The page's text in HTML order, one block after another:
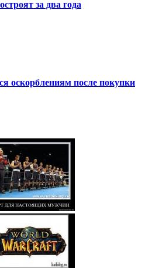
за два года
оскорблениям после покупки